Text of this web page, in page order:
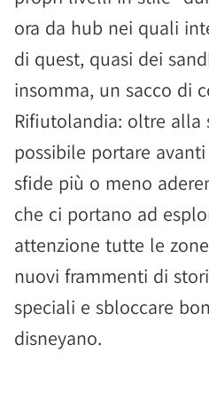
ora da hub nei quali
di quest, quasi dei
insomma, un sacco di
Rifiutolandia: oltre alla
possibile portare
sfide più o meno
che ci portano ad
attenzione tutte le
nuovi frammenti di
speciali e sbloccare
disneyano.